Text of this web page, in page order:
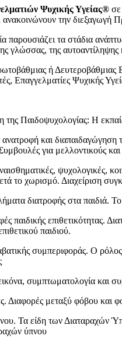
Ψυχικής Υγείας®
την
τα στάδια
γλώσσας, της
ή
Ψυχικής
Παιδοψυχολογίας: Η
και διαπαιδαγώγηση
για μελλοντικούς και
ψυχολογικές,
το χωρισμό. Διαχείριση
διατροφής στα παιδιά.
παιδικής επιθετικότητας.
παιδιού.
συμπεριφοράς. Ο
συμπτωματολογία και
Διαφορές μεταξύ φόβου και
Τα είδη των Διαταραχών
ύπνου